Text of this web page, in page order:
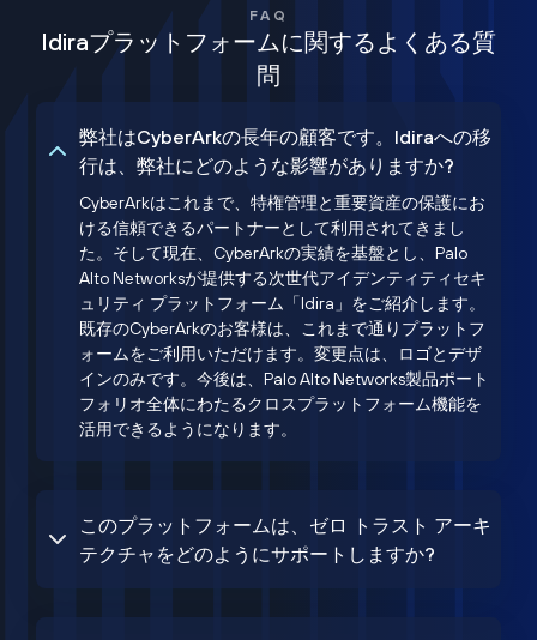
FAQ
Idiraプラットフォームに関するよくある質
問
弊社はCyberArkの長年の顧客です。Idiraへの移
行は、弊社にどのような影響がありますか?
CyberArkはこれまで、特権管理と重要資産の保護にお
ける信頼できるパートナーとして利用されてきまし
た。そして現在、CyberArkの実績を基盤とし、Palo
Alto Networksが提供する次世代アイデンティティセキ
ュリティ プラットフォーム「Idira」をご紹介します。
既存のCyberArkのお客様は、これまで通りプラットフ
ォームをご利用いただけます。変更点は、ロゴとデザ
インのみです。今後は、Palo Alto Networks製品ポート
フォリオ全体にわたるクロスプラットフォーム機能を
活用できるようになります。
このプラットフォームは、ゼロ トラスト アーキ
テクチャをどのようにサポートしますか?